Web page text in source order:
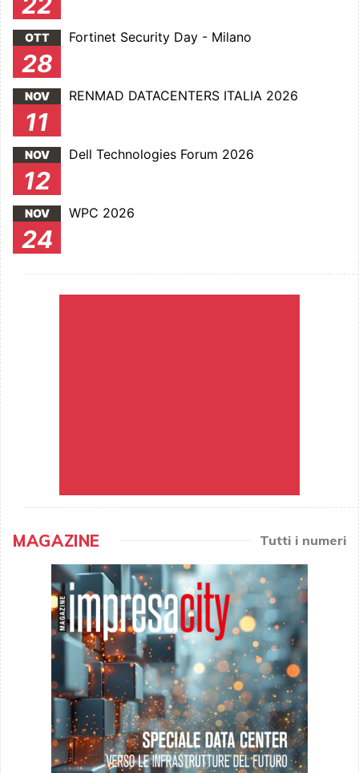
OTT
28
Fortinet Security Day - Milano
NOV
11
RENMAD DATACENTERS ITALIA 2026
NOV
12
Dell Technologies Forum 2026
NOV
24
WPC 2026
MAGAZINE Tutti i numeri